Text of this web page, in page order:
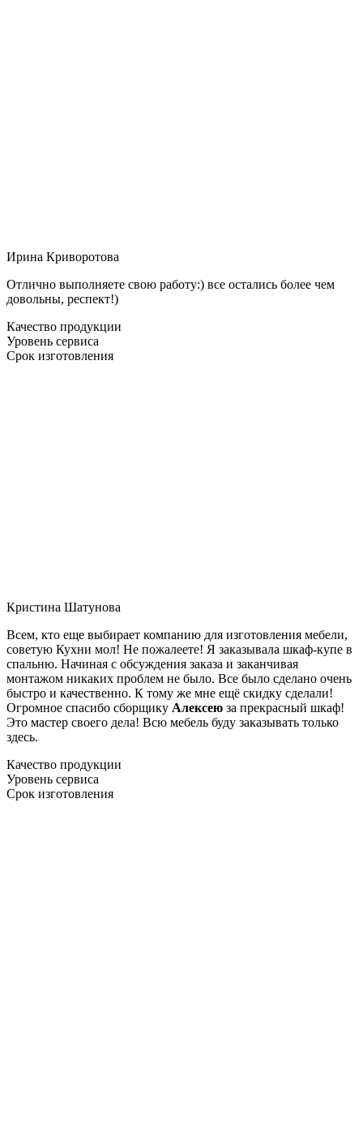
Ирина Криворотова
Отлично выполняете свою работу:) все остались более чем
довольны, респект!)
Качество продукции
Уровень сервиса
Срок изготовления
Кристина Шатунова
Всем, кто еще выбирает компанию для изготовления мебели,
советую Кухни мол! Не пожалеете! Я заказывала шкаф-купе в
спальню. Начиная с обсуждения заказа и заканчивая
монтажом никаких проблем не было. Все было сделано очень
быстро и качественно. К тому же мне ещё скидку сделали!
Огромное спасибо сборщику Алексею за прекрасный шкаф!
Это мастер своего дела! Всю мебель буду заказывать только
здесь.
Качество продукции
Уровень сервиса
Срок изготовления